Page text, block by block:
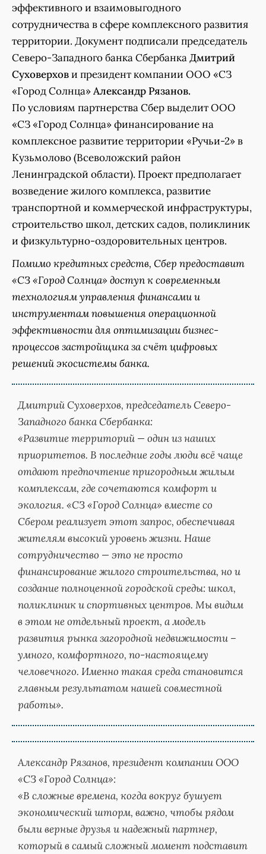
эффективного и взаимовыгодного
сотрудничества в сфере комплексного развития
территории. Документ подписали председатель
Северо-Западного банка СбербанкаДмитрий
Суховерхови президент компании ООО «СЗ
«Город Солнца»Александр Рязанов.
По условиям партнерства Сбер выделит ООО
«СЗ «Город Солнца» финансирование на
комплексное развитие территории «Ручьи-2» в
Кузьмолово (Всеволожский район
Ленинградской области). Проект предполагает
возведение жилого комплекса, развитие
транспортной и коммерческой инфраструктуры,
строительство школ, детских садов, поликлиник
и физкультурно-оздоровительных центров.
Помимо кредитных средств, Сбер предоставит
«СЗ «Город Солнца» доступ к современным
технологиям управления финансами и
инструментам повышения операционной
эффективности для оптимизации бизнес-
процессов застройщика за счёт цифровых
решений экосистемы банка.
Дмитрий Суховерхов, председатель Северо-
Западного банка Сбербанка:
«Развитие территорий — один из наших
приоритетов. В последние годы люди всё чаще
отдают предпочтение пригородным жилым
комплексам, где сочетаются комфорт и
экология. «СЗ «Город Солнца» вместе со
Сбером реализует этот запрос, обеспечивая
жителям высокий уровень жизни. Наше
сотрудничество — это не просто
финансирование жилого строительства, но и
создание полноценной городской среды: школ,
поликлиник и спортивных центров. Мы видим
в этом не отдельный проект, а модель
развития рынка загородной недвижимости –
умного, комфортного, по-настоящему
человечного. Именно такая среда становится
главным результатом нашей совместной
работы».
Александр Рязанов, президент компании ООО
«СЗ «Город Солнца»:
«В сложные времена, когда вокруг бушует
экономический шторм, важно, чтобы рядом
были верные друзья и надежный партнер,
который в самый сложный момент подставит